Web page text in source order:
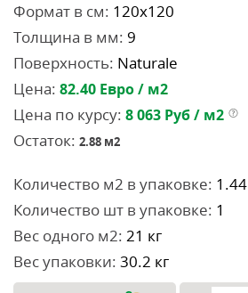
Формат в см: 120x120
Толщина в мм: 9
Поверхность: Naturale
Цена: 82.40 Евро / м2
Цена по курсу: 8 063 Руб / м2
Остаток: 2.88 м2
Количество м2 в упаковке: 1.44
Количество шт в упаковке: 1
Вес одного м2: 21 кг
Вес упаковки: 30.2 кг